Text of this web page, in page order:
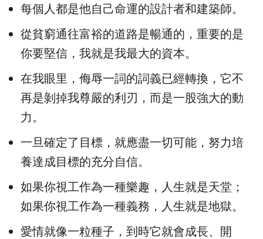
每個人都是他自己命運的設計者和建築師。
從貧窮通往富裕的道路是暢通的，重要的是
你要堅信，我就是我最大的資本。
在我眼里，侮辱一詞的詞義已經轉換，它不
再是剝掉我尊嚴的利刃，而是一股強大的動
力。
一旦確定了目標，就應盡一切可能，努力培
養達成目標的充分自信。
如果你視工作為一種樂趣，人生就是天堂；
如果你視工作為一種義務，人生就是地獄。
愛情就像一粒種子，到時它就會成長、開